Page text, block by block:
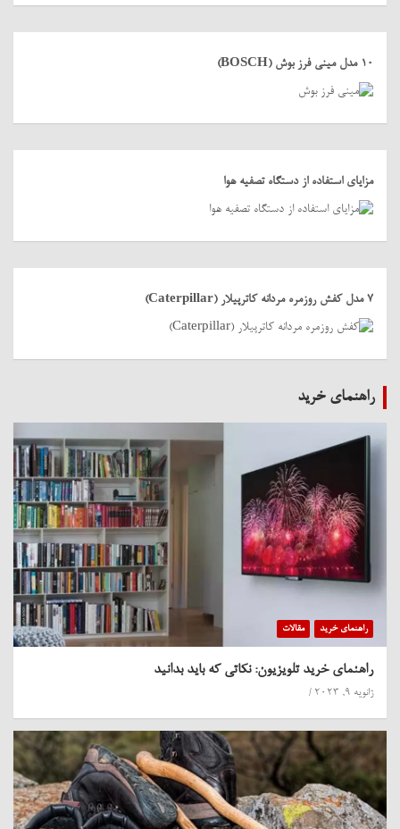
10 مدل مینی فرز بوش (BOSCH)
مزایای استفاده از دستگاه تصفیه هوا
7 مدل کفش روزمره مردانه کاترپیلار (Caterpillar)
راهنمای خرید
راهنمای خرید مقالات
راهنمای خرید تلویزیون: نکاتی که باید بدانید
ژانویه 9, 2023